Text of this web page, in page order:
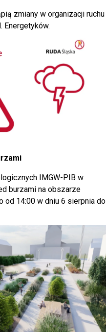
zmiany w organizacji ruchu
Energetyków.
IMGW-PIB w
burzami na obszarze
od 14:00 w dniu 6 sierpnia do